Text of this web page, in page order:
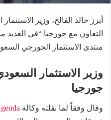
أبرز خالد الفالح، وزير
التعاون مع جورجيا “في العديد
منتدى الاستثمار الجورجي
وزير الاستثمار
جورجيا
وقال وفقاً لما نقلته وكالة